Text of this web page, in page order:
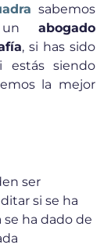
sabemos
un abogado
, si has sido
siendo
la mejor
ser
si se ha
ha dado de